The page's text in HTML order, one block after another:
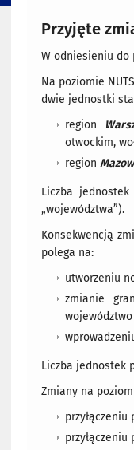
Przyjęte
W odniesieniu do
Na poziomie
dwie jednostki
region
otwockim,
region
Liczba
„województwa”).
Konsekwencją
polega na:
utworzeniu
zmianie
Liczba jednostek
Zmiany na